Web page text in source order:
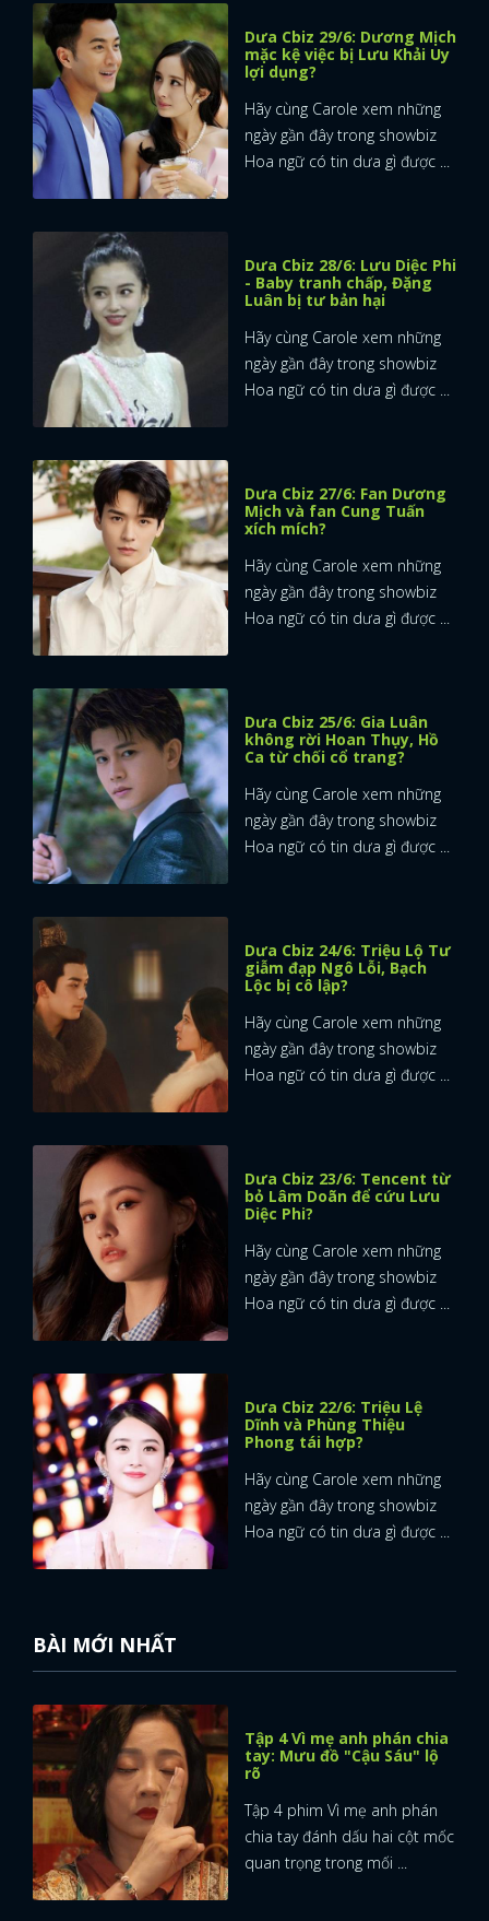
Dưa Cbiz 29/6: Dương Mịch
mặc kệ việc bị Lưu Khải Uy
lợi dụng?
Hãy cùng Carole xem những
ngày gần đây trong showbiz
Hoa ngữ có tin dưa gì được ...
Dưa Cbiz 28/6: Lưu Diệc Phi
- Baby tranh chấp, Đặng
Luân bị tư bản hại
Hãy cùng Carole xem những
ngày gần đây trong showbiz
Hoa ngữ có tin dưa gì được ...
Dưa Cbiz 27/6: Fan Dương
Mịch và fan Cung Tuấn
xích mích?
Hãy cùng Carole xem những
ngày gần đây trong showbiz
Hoa ngữ có tin dưa gì được ...
Dưa Cbiz 25/6: Gia Luân
không rời Hoan Thụy, Hồ
Ca từ chối cổ trang?
Hãy cùng Carole xem những
ngày gần đây trong showbiz
Hoa ngữ có tin dưa gì được ...
Dưa Cbiz 24/6: Triệu Lộ Tư
giẫm đạp Ngô Lỗi, Bạch
Lộc bị cô lập?
Hãy cùng Carole xem những
ngày gần đây trong showbiz
Hoa ngữ có tin dưa gì được ...
Dưa Cbiz 23/6: Tencent từ
bỏ Lâm Doãn để cứu Lưu
Diệc Phi?
Hãy cùng Carole xem những
ngày gần đây trong showbiz
Hoa ngữ có tin dưa gì được ...
Dưa Cbiz 22/6: Triệu Lệ
Dĩnh và Phùng Thiệu
Phong tái hợp?
Hãy cùng Carole xem những
ngày gần đây trong showbiz
Hoa ngữ có tin dưa gì được ...
BÀI MỚI NHẤT
Tập 4 Vì mẹ anh phán chia
tay: Mưu đồ "Cậu Sáu" lộ
rõ
Tập 4 phim Vì mẹ anh phán
chia tay đánh dấu hai cột mốc
quan trọng trong mối ...